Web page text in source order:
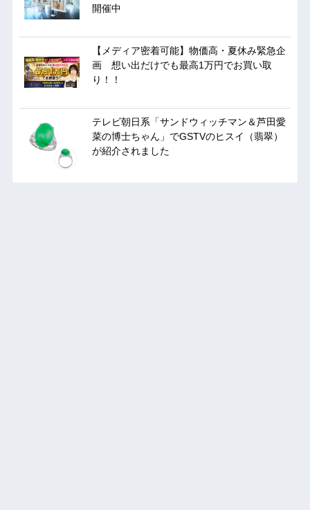
開催中
【メディア密着可能】物価高・夏休み緊急企
画 想い出だけでも最高1万円でお買い取
り！！
テレビ朝日系「サンドウィッチマン＆芦田愛
菜の博士ちゃん」でGSTVのヒスイ（翡翠）
が紹介されました